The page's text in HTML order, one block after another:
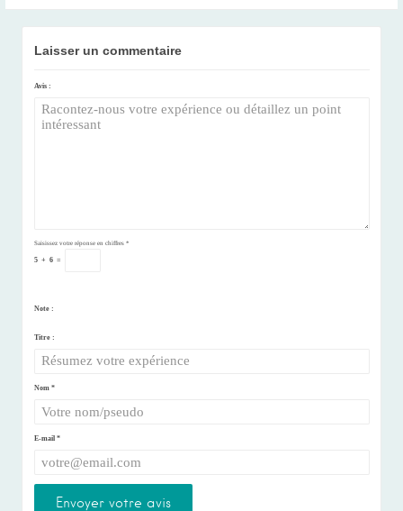
Laisser un commentaire
Avis :
Nom *
E-mail *
Saisissez votre réponse en chiffres*
5 + 6 =
Note :
Titre :